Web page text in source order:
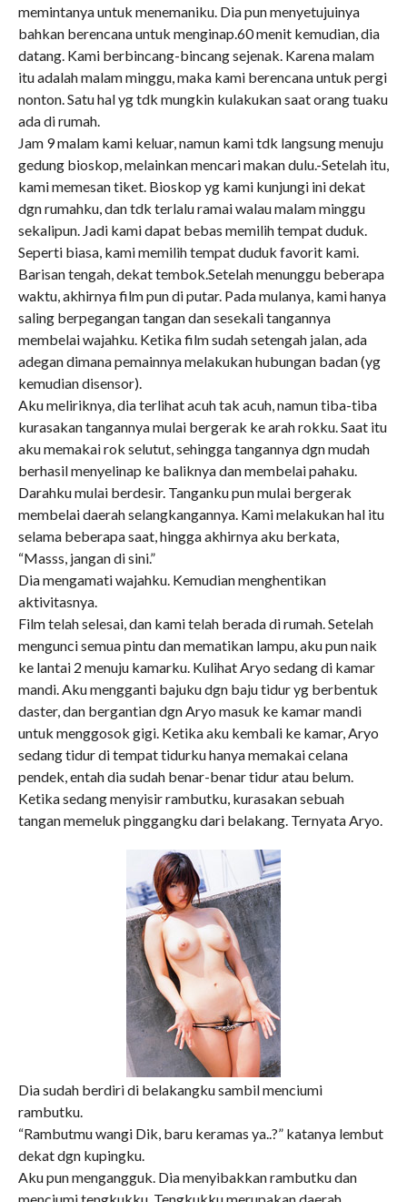
memintanya untuk menemaniku. Dia pun menyetujuinya
bahkan berencana untuk menginap.60 menit kemudian, dia
datang. Kami berbincang-bincang sejenak. Karena malam
itu adalah malam minggu, maka kami berencana untuk pergi
nonton. Satu hal yg tdk mungkin kulakukan saat orang tuaku
ada di rumah.
Jam 9 malam kami keluar, namun kami tdk langsung menuju
gedung bioskop, melainkan mencari makan dulu.-Setelah itu,
kami memesan tiket. Bioskop yg kami kunjungi ini dekat
dgn rumahku, dan tdk terlalu ramai walau malam minggu
sekalipun. Jadi kami dapat bebas memilih tempat duduk.
Seperti biasa, kami memilih tempat duduk favorit kami.
Barisan tengah, dekat tembok.Setelah menunggu beberapa
waktu, akhirnya film pun di putar. Pada mulanya, kami hanya
saling berpegangan tangan dan sesekali tangannya
membelai wajahku. Ketika film sudah setengah jalan, ada
adegan dimana pemainnya melakukan hubungan badan (yg
kemudian disensor).
Aku meliriknya, dia terlihat acuh tak acuh, namun tiba-tiba
kurasakan tangannya mulai bergerak ke arah rokku. Saat itu
aku memakai rok selutut, sehingga tangannya dgn mudah
berhasil menyelinap ke baliknya dan membelai pahaku.
Darahku mulai berdesir. Tanganku pun mulai bergerak
membelai daerah selangkangannya. Kami melakukan hal itu
selama beberapa saat, hingga akhirnya aku berkata,
“Masss, jangan di sini.”
Dia mengamati wajahku. Kemudian menghentikan
aktivitasnya.
Film telah selesai, dan kami telah berada di rumah. Setelah
mengunci semua pintu dan mematikan lampu, aku pun naik
ke lantai 2 menuju kamarku. Kulihat Aryo sedang di kamar
mandi. Aku mengganti bajuku dgn baju tidur yg berbentuk
daster, dan bergantian dgn Aryo masuk ke kamar mandi
untuk menggosok gigi. Ketika aku kembali ke kamar, Aryo
sedang tidur di tempat tidurku hanya memakai celana
pendek, entah dia sudah benar-benar tidur atau belum.
Ketika sedang menyisir rambutku, kurasakan sebuah
tangan memeluk pinggangku dari belakang. Ternyata Aryo.
Dia sudah berdiri di belakangku sambil menciumi
rambutku.
“Rambutmu wangi Dik, baru keramas ya..?” katanya lembut
dekat dgn kupingku.
Aku pun mengangguk. Dia menyibakkan rambutku dan